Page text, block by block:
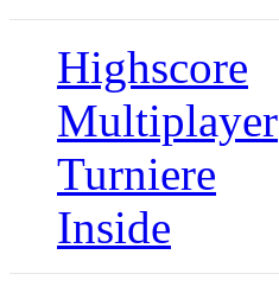
Highscore
Multiplayer
Turniere
Inside